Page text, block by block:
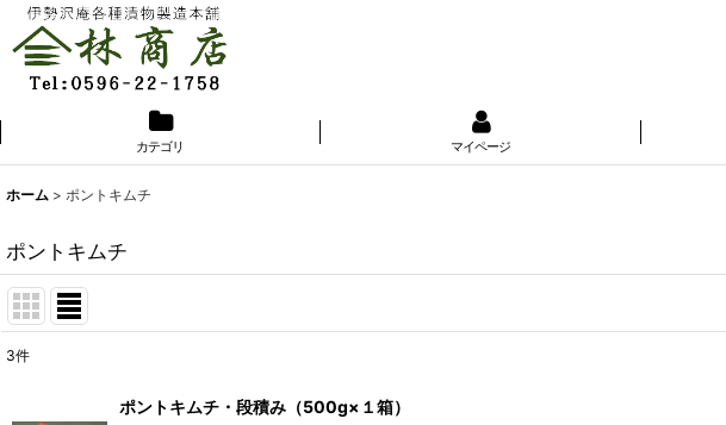
カテゴリ マイページ
ホーム > ポントキムチ
ポントキムチ
3件
ポントキムチ・段積み（500g×１箱）